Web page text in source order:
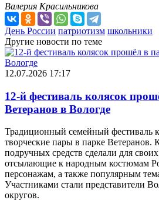
Валерия Красильникова
День России патриотизм школьники
Другие новости по теме
12.07.2026 17:17
12-й фестиваль колясок
Ветеранов в Вологде
Традиционный семейный фестиваль
творческие пары в парке Ветеранов.
подручных средств сделали для
отсылающие к народным костюмам
персонажам, а также популярным
Участниками стали представители
округов.